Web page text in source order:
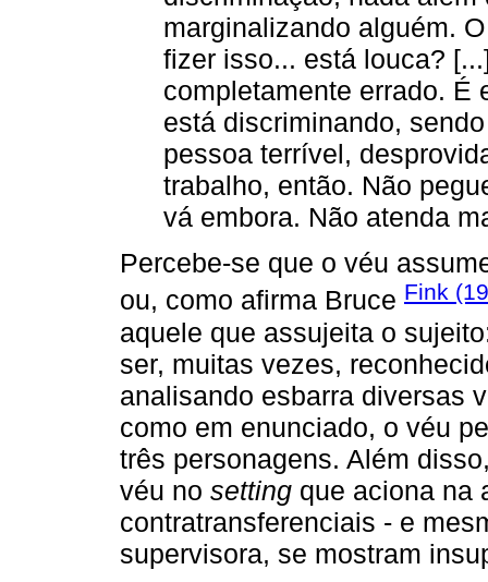
marginalizando alguém.
fizer isso... está louca?
completamente errado. É
está discriminando,
pessoa terrível,
trabalho, então. Não
vá embora. Não atenda
Percebe-se que o véu
ou, como afirma Bruce Fink
aquele que assujeita o
ser, muitas vezes,
analisando esbarra diversas
como em enunciado, o véu
três personagens. Além
véu no setting que aciona na
contratransferenciais - e
supervisora, se mostram